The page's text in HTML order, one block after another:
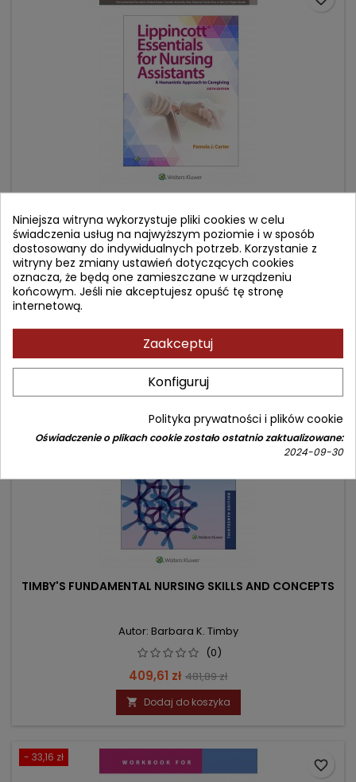
HUMANISTIC APPROACH TO CAREGIVING
Autor: Pamela J Carter
(0)
Cena
279,48 złCena
328,80 zł
TIMBY'S FUNDAMENTAL NURSING SKILLS AND CONCEPTS
Autor: Barbara K. Timby
(0)
Cena
409,61 zł Cena
podstawowa
481,89 zł
 Dodaj do koszyka
- 33,16 zł
favorite_border
Niniejsza witryna wykorzystuje pliki cookies w celu
świadczenia usług na najwyższym poziomie i w sposób
dostosowany do indywidualnych potrzeb. Korzystanie z
witryny bez zmiany ustawień dotyczących cookies
oznacza, że będą one zamieszczane w urządzeniu
końcowym. Jeśli nie akceptujesz opuść tę stronę
internetową.
Zaakceptuj
Konfiguruj
Polityka prywatności i plików cookie
Oświadczenie o plikach cookie zostało ostatnio zaktualizowane:
2024-09-30